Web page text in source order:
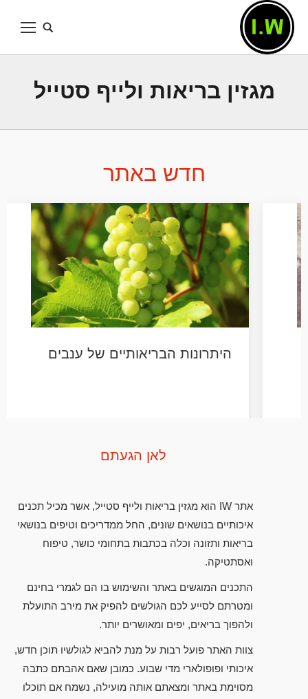
מגזין בריאות ולייף סטייל
חדש באתר
היתרונות הבריאותיים של ענבים
לאן הגעתם
אתר IW הוא מגזין בריאות ולייף סטייל, אשר מכיל תכנים
איכותיים בנושאים שונים, החל ממדריכים וטיפים בנושאי
בריאות ותזונה וכלה בכתבות בתחומי כושר, טיפוח
ואסתטיקה.
התכנים המוגשים באתר והשימוש בו הם לגמרי בחינם
ומטרתם לסייע לכם הגולשים להפיק את מירב התועלת
ולהפוך בריאים, יפים ומאושרים יותר.
צוות האתר פועל רבות על מנת להביא לגולשיו תוכן חדש,
איכותי ופופולארי מדי שבוע. כמובן שאם אהבתם כתבה
מסוימת באתר ומצאתם אותה מועילה, נשמח אם תוכלו